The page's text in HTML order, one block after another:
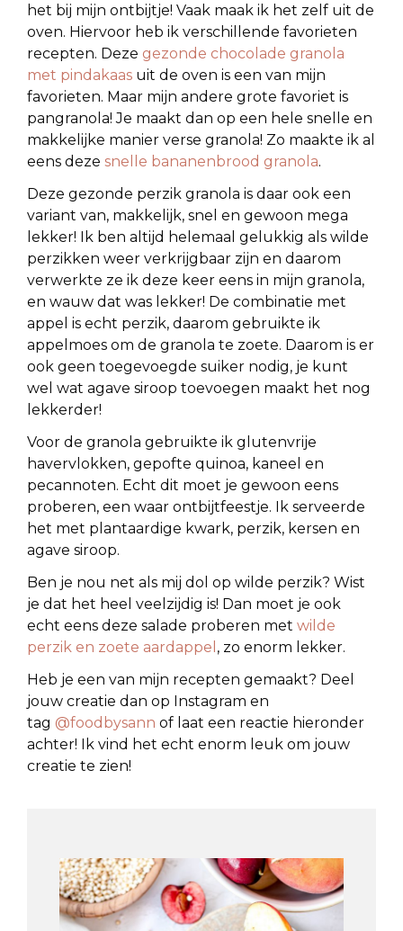
het bij mijn ontbijtje! Vaak maak ik het zelf uit de
oven. Hiervoor heb ik verschillende favorieten
recepten. Deze gezonde chocolade granola
met pindakaas uit de oven is een van mijn
favorieten. Maar mijn andere grote favoriet is
pangranola! Je maakt dan op een hele snelle en
makkelijke manier verse granola! Zo maakte ik al
eens deze snelle bananenbrood granola.
Deze gezonde perzik granola is daar ook een
variant van, makkelijk, snel en gewoon mega
lekker! Ik ben altijd helemaal gelukkig als wilde
perzikken weer verkrijgbaar zijn en daarom
verwerkte ze ik deze keer eens in mijn granola,
en wauw dat was lekker! De combinatie met
appel is echt perzik, daarom gebruikte ik
appelmoes om de granola te zoete. Daarom is er
ook geen toegevoegde suiker nodig, je kunt
wel wat agave siroop toevoegen maakt het nog
lekkerder!
Voor de granola gebruikte ik glutenvrije
havervlokken, gepofte quinoa, kaneel en
pecannoten. Echt dit moet je gewoon eens
proberen, een waar ontbijtfeestje. Ik serveerde
het met plantaardige kwark, perzik, kersen en
agave siroop.
Ben je nou net als mij dol op wilde perzik? Wist
je dat het heel veelzijdig is! Dan moet je ook
echt eens deze salade proberen met wilde
perzik en zoete aardappel , zo enorm lekker.
Heb je een van mijn recepten gemaakt? Deel
jouw creatie dan op Instagram en
tag @foodbysann of laat een reactie hieronder
achter! Ik vind het echt enorm leuk om jouw
creatie te zien!